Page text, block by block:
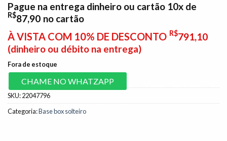
Pague na entrega dinheiro ou cartão 10x de
R$87,90 no cartão
À VISTA COM 10% DE DESCONTO R$791,10
(dinheiro ou débito na entrega)
Fora de estoque
CHAME NO WHATZAPP
SKU:22047796
Categoria:Base box solteiro